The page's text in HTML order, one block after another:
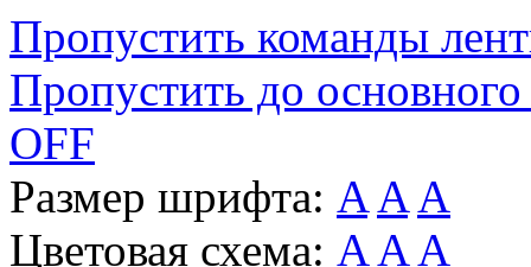
Пропустить команды
Пропустить до основного
OFF
Размер шрифта: A A A
Цветовая схема: A A A